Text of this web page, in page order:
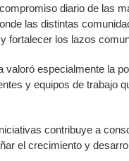
diario de las
las distintas
fortalecer los lazos
valoró especialmente la
y equipos de trabajo
contribuye a
el crecimiento y